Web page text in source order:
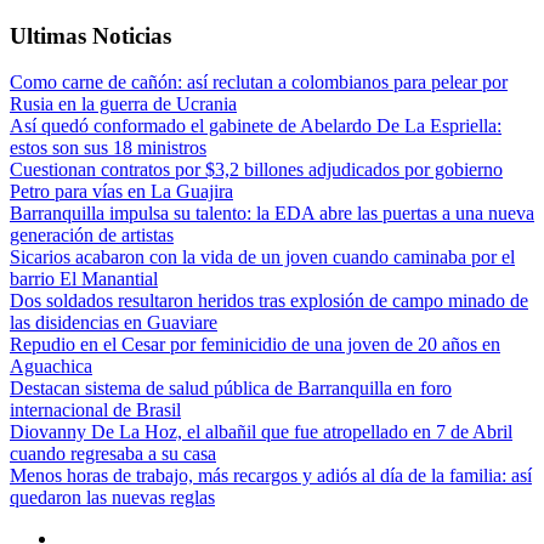
Ultimas Noticias
Como carne de cañón: así reclutan a colombianos para pelear por
Rusia en la guerra de Ucrania
Así quedó conformado el gabinete de Abelardo De La Espriella:
estos son sus 18 ministros
Cuestionan contratos por $3,2 billones adjudicados por gobierno
Petro para vías en La Guajira
Barranquilla impulsa su talento: la EDA abre las puertas a una nueva
generación de artistas
Sicarios acabaron con la vida de un joven cuando caminaba por el
barrio El Manantial
Dos soldados resultaron heridos tras explosión de campo minado de
las disidencias en Guaviare
Repudio en el Cesar por feminicidio de una joven de 20 años en
Aguachica
Destacan sistema de salud pública de Barranquilla en foro
internacional de Brasil
Diovanny De La Hoz, el albañil que fue atropellado en 7 de Abril
cuando regresaba a su casa
Menos horas de trabajo, más recargos y adiós al día de la familia: así
quedaron las nuevas reglas